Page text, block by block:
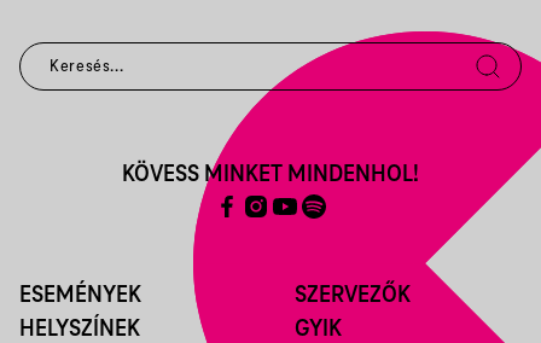
ESEMÉNYEK
HELYSZÍNEK
SZERVEZŐK
GYIK
KÖVESS MINKET MINDENHOL!